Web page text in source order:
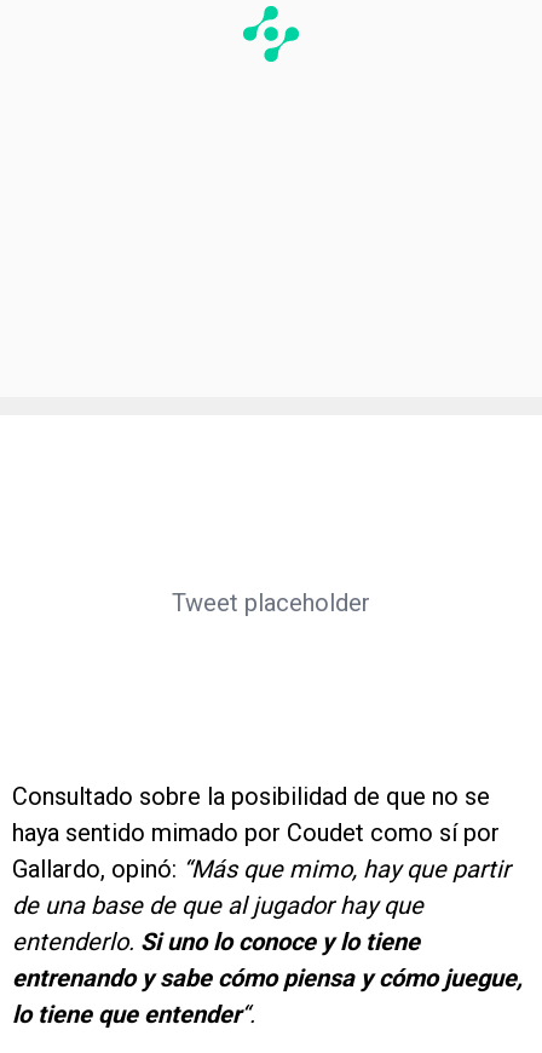
Tweet placeholder
Consultado sobre la posibilidad de que no se
haya sentido mimado por Coudet como sí por
Gallardo, opinó: “Más que mimo, hay que partir
de una base de que al jugador hay que
entenderlo. Si uno lo conoce y lo tiene
entrenando y sabe cómo piensa y cómo juegue,
lo tiene que entender“.